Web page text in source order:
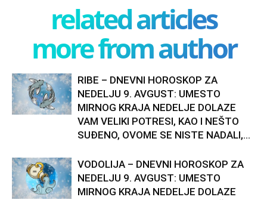
related articles
more from author
RIBE – DNEVNI HOROSKOP ZA
NEDELJU 9. AVGUST: UMESTO
MIRNOG KRAJA NEDELJE DOLAZE
VAM VELIKI POTRESI, KAO I NEŠTO
SUĐENO, OVOME SE NISTE NADALI,...
VODOLIJA – DNEVNI HOROSKOP ZA
NEDELJU 9. AVGUST: UMESTO
MIRNOG KRAJA NEDELJE DOLAZE